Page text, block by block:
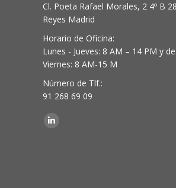
Cl. Poeta Rafael Morales, 2 4º B
Reyes Madrid
Horario de Oficina:
Lunes - Jueves: 8 AM – 14 PM y
Viernes: 8 AM-15 M
Número de Tlf.:
91 268 69 09
Encuéntranos en:
Linkedin